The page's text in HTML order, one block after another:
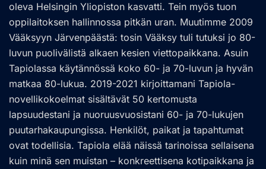
oleva Helsingin Yliopiston kasvatti. Tein myös tuon
oppilaitoksen hallinnossa pitkän uran. Muutimme 2009
Vääksyyn Järvenpäästä: tosin Vääksy tuli tutuksi jo 80-
luvun puolivälistä alkaen kesien viettopaikkana. Asuin
Tapiolassa käytännössä koko 60- ja 70-luvun ja hyvän
matkaa 80-lukua. 2019-2021 kirjoittamani Tapiola-
novellikokoelmat sisältävät 50 kertomusta
lapsuudestani ja nuoruusvuosistani 60- ja 70-lukujen
puutarhakaupungissa. Henkilöt, paikat ja tapahtumat
ovat todellisia. Tapiola elää näissä tarinoissa sellaisena
kuin minä sen muistan – konkreettisena kotipaikkana ja